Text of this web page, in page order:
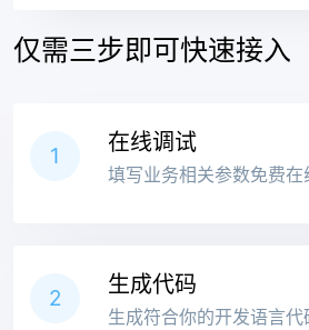
仅需三步即可快速接入
1
在线调试
填写业务相关参数免费在
2
生成代码
生成符合你的开发语言